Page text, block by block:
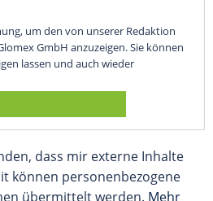
um den von unserer Redaktion
GmbH anzuzeigen. Sie können
lassen und auch wieder
dass mir externe Inhalte
können personenbezogene
übermittelt werden. Mehr